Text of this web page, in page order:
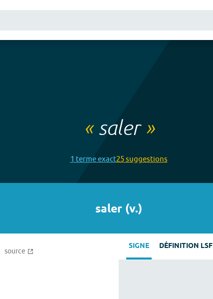
« saler»
1 termeexact25suggestions
saler (v.)
source SIGNE DÉFINITION LSF